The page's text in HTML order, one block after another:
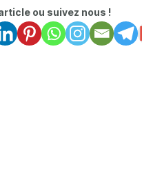
ou suivez nous !